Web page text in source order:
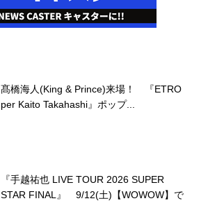
髙橋海人(King & Prince)来場！ 『ETRO
per Kaito Takahashi』ポップ...
『手越祐也 LIVE TOUR 2026 SUPER
STAR FINAL』 9/12(土)【WOWOW】で